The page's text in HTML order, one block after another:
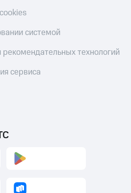
системой
технологий
сервиса